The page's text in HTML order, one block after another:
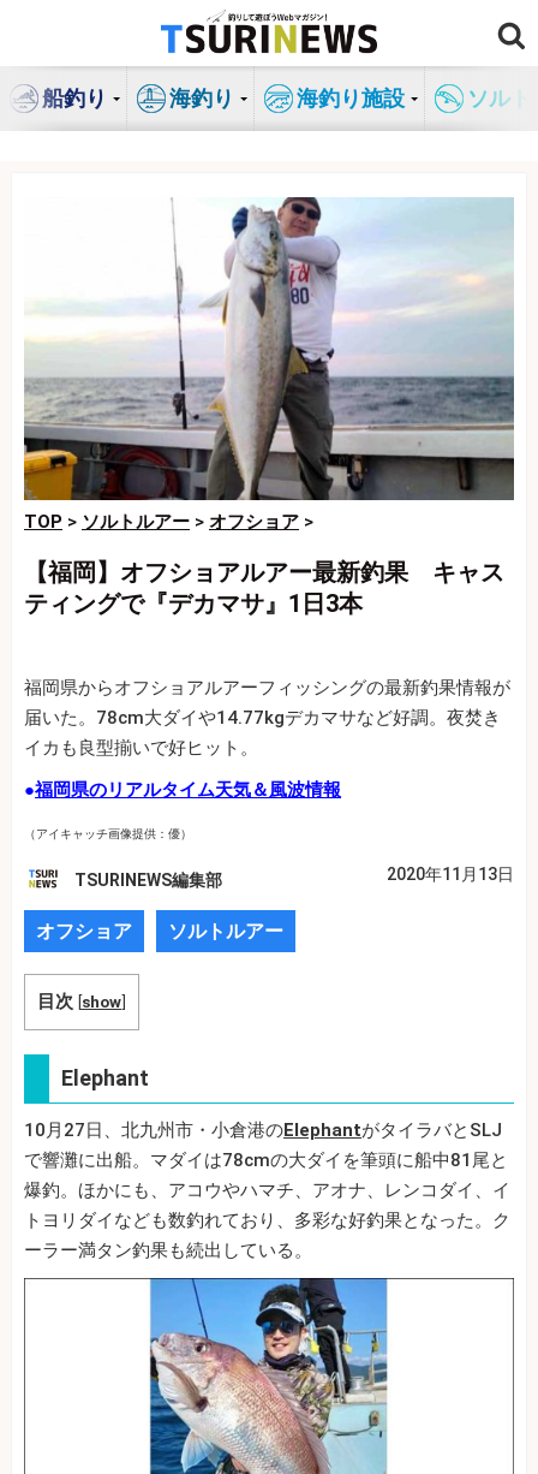
ン
船釣り 海釣り 海釣り施設 ソル
TOP > ソルトルアー > オフショア >
【福岡】オフショアルアー最新釣果 キャス
ティングで『デカマサ』1日3本
福岡県からオフショアルアーフィッシングの最新釣果情報が
届いた。78cm大ダイや14.77kgデカマサなど好調。夜焚き
イカも良型揃いで好ヒット。
●福岡県のリアルタイム天気＆風波情報
（アイキャッチ画像提供：優）
TSURINEWS編集部 2020年11月13日
オフショア ソルトルアー
目次 [show]
Elephant
10月27日、北九州市・小倉港のElephantがタイラバとSLJ
で響灘に出船。マダイは78cmの大ダイを筆頭に船中81尾と
爆釣。ほかにも、アコウやハマチ、アオナ、レンコダイ、イ
トヨリダイなども数釣れており、多彩な好釣果となった。ク
ーラー満タン釣果も続出している。